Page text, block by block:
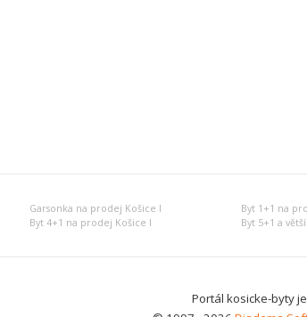
Garsonka na prodej Košice I Byt 1+1 na
Byt 4+1 na prodej Košice I
Byt 5+1 a
Portál kosicke-byty